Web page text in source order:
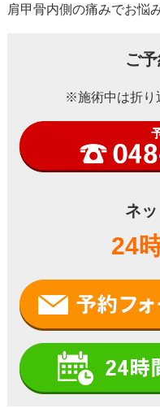
肩甲骨内側の痛みでお悩
ご
※施術中は折り
ネ
24